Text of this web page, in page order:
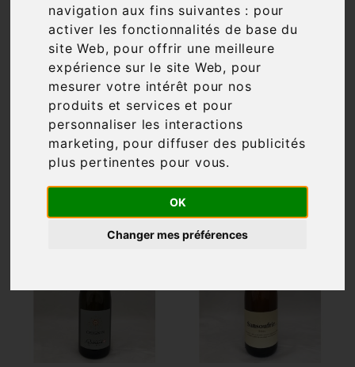
navigation aux fins suivantes : pour
activer les fonctionnalités de base du
site Web, pour offrir une meilleure
expérience sur le site Web, pour
mesurer votre intérêt pour nos
produits et services et pour
personnaliser les interactions
marketing, pour diffuser des publicités
plus pertinentes pour vous.
OK
Changer mes préférences
Accueil Vins Cépage Jacquère
Filtre 2 articles
Pertinence 